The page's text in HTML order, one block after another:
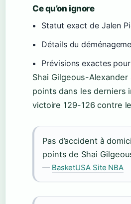
Ce qu’on ignore
Statut exact de Jalen
Détails du
Prévisions exactes
Shai Gilgeous-
points dans les derniers
victoire 129-126 contre
Pas d’accident à
points de Shai
— BasketUSA Site NBA